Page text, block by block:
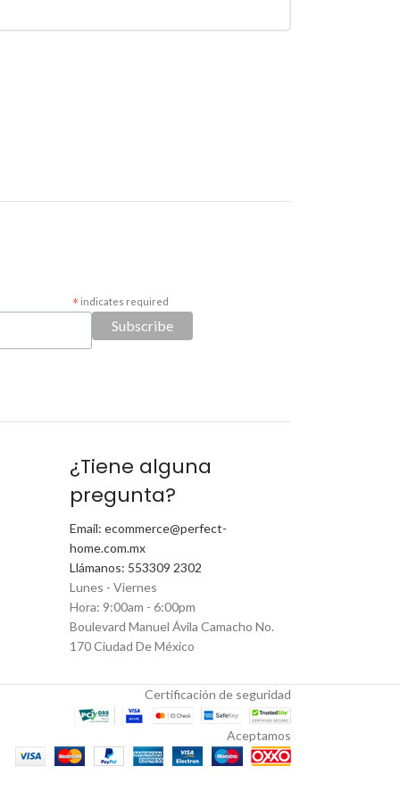
* indicates required
¿Tiene alguna
pregunta?
Email: ecommerce@perfect-
home.com.mx
Llámanos: 553309 2302
Lunes - Viernes
Hora: 9:00am - 6:00pm
Boulevard Manuel Ávila Camacho No.
170 Ciudad De México
Certificación de seguridad
Aceptamos